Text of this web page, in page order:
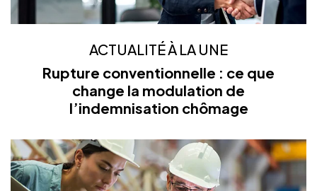
ACTUALITÉ À LA UNE
Rupture conventionnelle : ce que
change la modulation de
l’indemnisation chômage